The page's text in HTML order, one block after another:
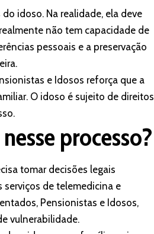
idoso. Na realidade, ela deve
não tem capacidade de
pessoais e a preservação
e Idosos reforça que a
O idoso é sujeito de direitos
processo?
tomar decisões legais
de telemedicina e
Pensionistas e Idosos,
vulnerabilidade.